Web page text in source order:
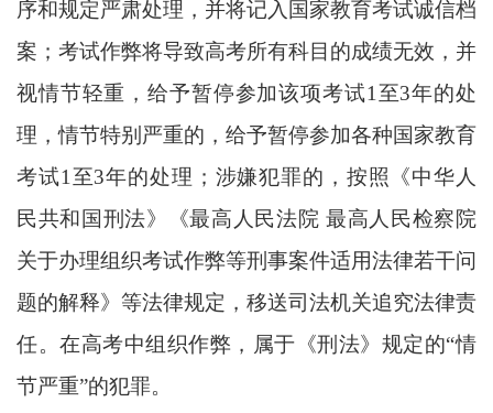
序和规定严肃处理，并将记入国家教育考试诚信档
案；考试作弊将导致高考所有科目的成绩无效，并
视情节轻重，给予暂停参加该项考试1至3年的处
理，情节特别严重的，给予暂停参加各种国家教育
考试1至3年的处理；涉嫌犯罪的，按照《中华人
民共和国刑法》《最高人民法院 最高人民检察院
关于办理组织考试作弊等刑事案件适用法律若干问
题的解释》等法律规定，移送司法机关追究法律责
任。在高考中组织作弊，属于《刑法》规定的“情
节严重”的犯罪。